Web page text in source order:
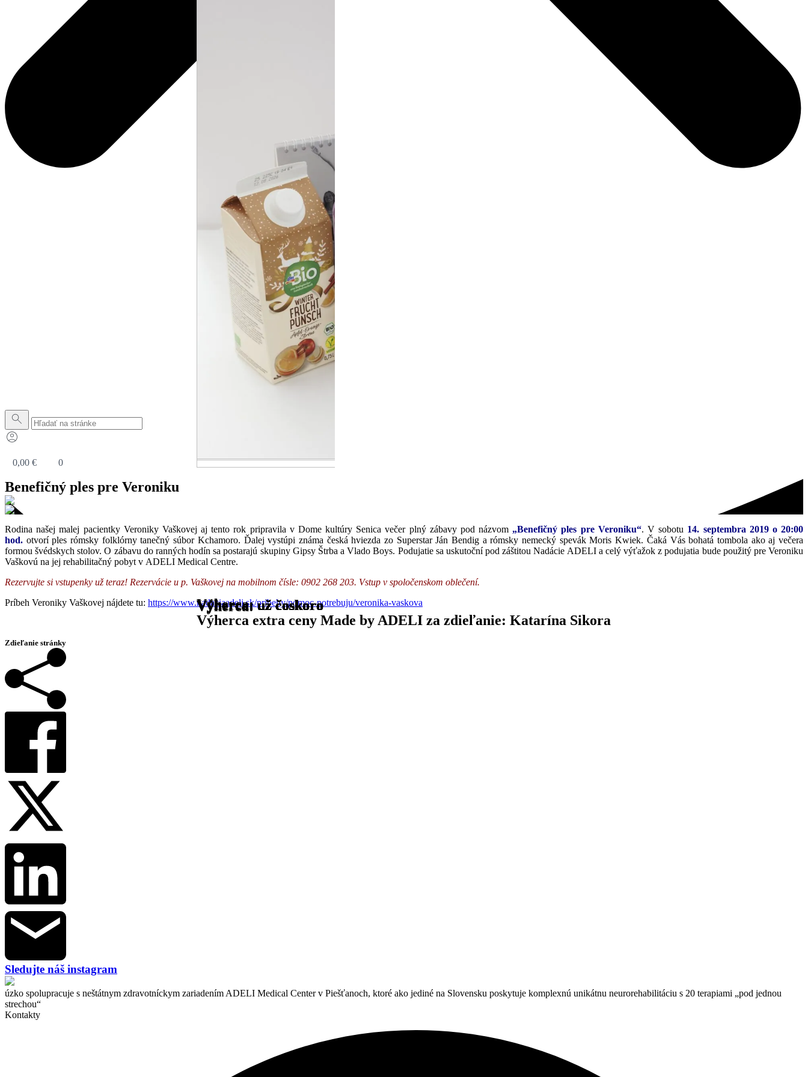
0,00 € 0
Benefičný ples pre Veroniku
Rodina našej malej pacientky Veroniky Vaškovej aj tento rok pripravila v Dome kultúry Senica večer plný zábavy pod názvom „Benefičný ples pre Veroniku“. V sobotu 14. septembra 2019 o 20:00
hod. otvorí ples rómsky folklórny tanečný súbor Kchamoro. Ďalej vystúpi známa česká hviezda zo Superstar Ján Bendig a rómsky nemecký spevák Moris Kwiek. Čaká Vás bohatá tombola ako aj večera
formou švédskych stolov. O zábavu do ranných hodín sa postarajú skupiny Gipsy Štrba a Vlado Boys. Podujatie sa uskutoční pod záštitou Nadácie ADELI a celý výťažok z podujatia bude použitý pre Veroniku
Vaškovú na jej rehabilitačný pobyt v ADELI Medical Centre.
Rezervujte si vstupenky už teraz! Rezervácie u p. Vaškovej na mobilnom čísle: 0902 268 203. Vstup v spoločenskom oblečení.
Príbeh Veroniky Vaškovej nájdete tu: https://www.nadaciaadeli.sk/pribehy/pomoc-potrebuju/veronika-vaskova
Zdieľanie stránky
Sledujte náš instagram
úzko spolupracuje s neštátnym zdravotníckym zariadením ADELI Medical Center v Piešťanoch, ktoré ako jediné na Slovensku poskytuje komplexnú unikátnu neurorehabilitáciu s 20 terapiami „pod jednou
strechou“
Kontakty
Výherca:
Výherca:
Výherca extra ceny Made by ADELI za zdieľanie: Katarína Sikora
Výherca:
Výherca:
Výherca:
Výherca: už čoskoro
Výherca: už čoskoro
Výherca: už čoskoro
Výherca: už čoskoro
Výherca: už čoskoro
Výherca: už čoskoro
Výherca: už čoskoro
Výherca: už čoskoro
Výherca: už čoskoro
Výherca: už čoskoro
Výherca: už čoskoro
Výherca: už čoskoro
Výherca: už čoskoro
Výherca: už čoskoro
Výherca: už čoskoro
Výherca: už čoskoro
Výherca: už čoskoro
Výherca: už čoskoro